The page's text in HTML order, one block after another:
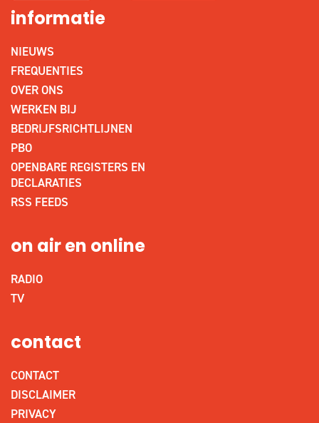
informatie
NIEUWS
FREQUENTIES
OVER ONS
WERKEN BIJ
BEDRIJFSRICHTLIJNEN
PBO
OPENBARE REGISTERS EN
DECLARATIES
RSS FEEDS
on air en online
RADIO
TV
contact
CONTACT
DISCLAIMER
PRIVACY